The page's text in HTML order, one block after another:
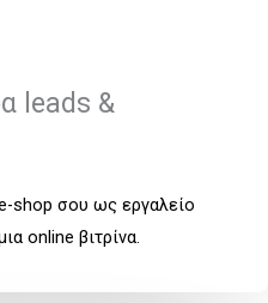
leads &
shop σου ως εργαλείο
online βιτρίνα.